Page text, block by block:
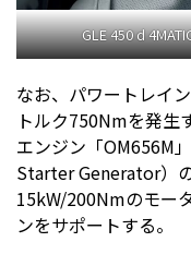
GLE 450 d
なお、パワートレイ
トルク750Nmを発生
エンジン「OM656M
Starter Generator）
15kW/200Nmのモー
ンをサポートする。